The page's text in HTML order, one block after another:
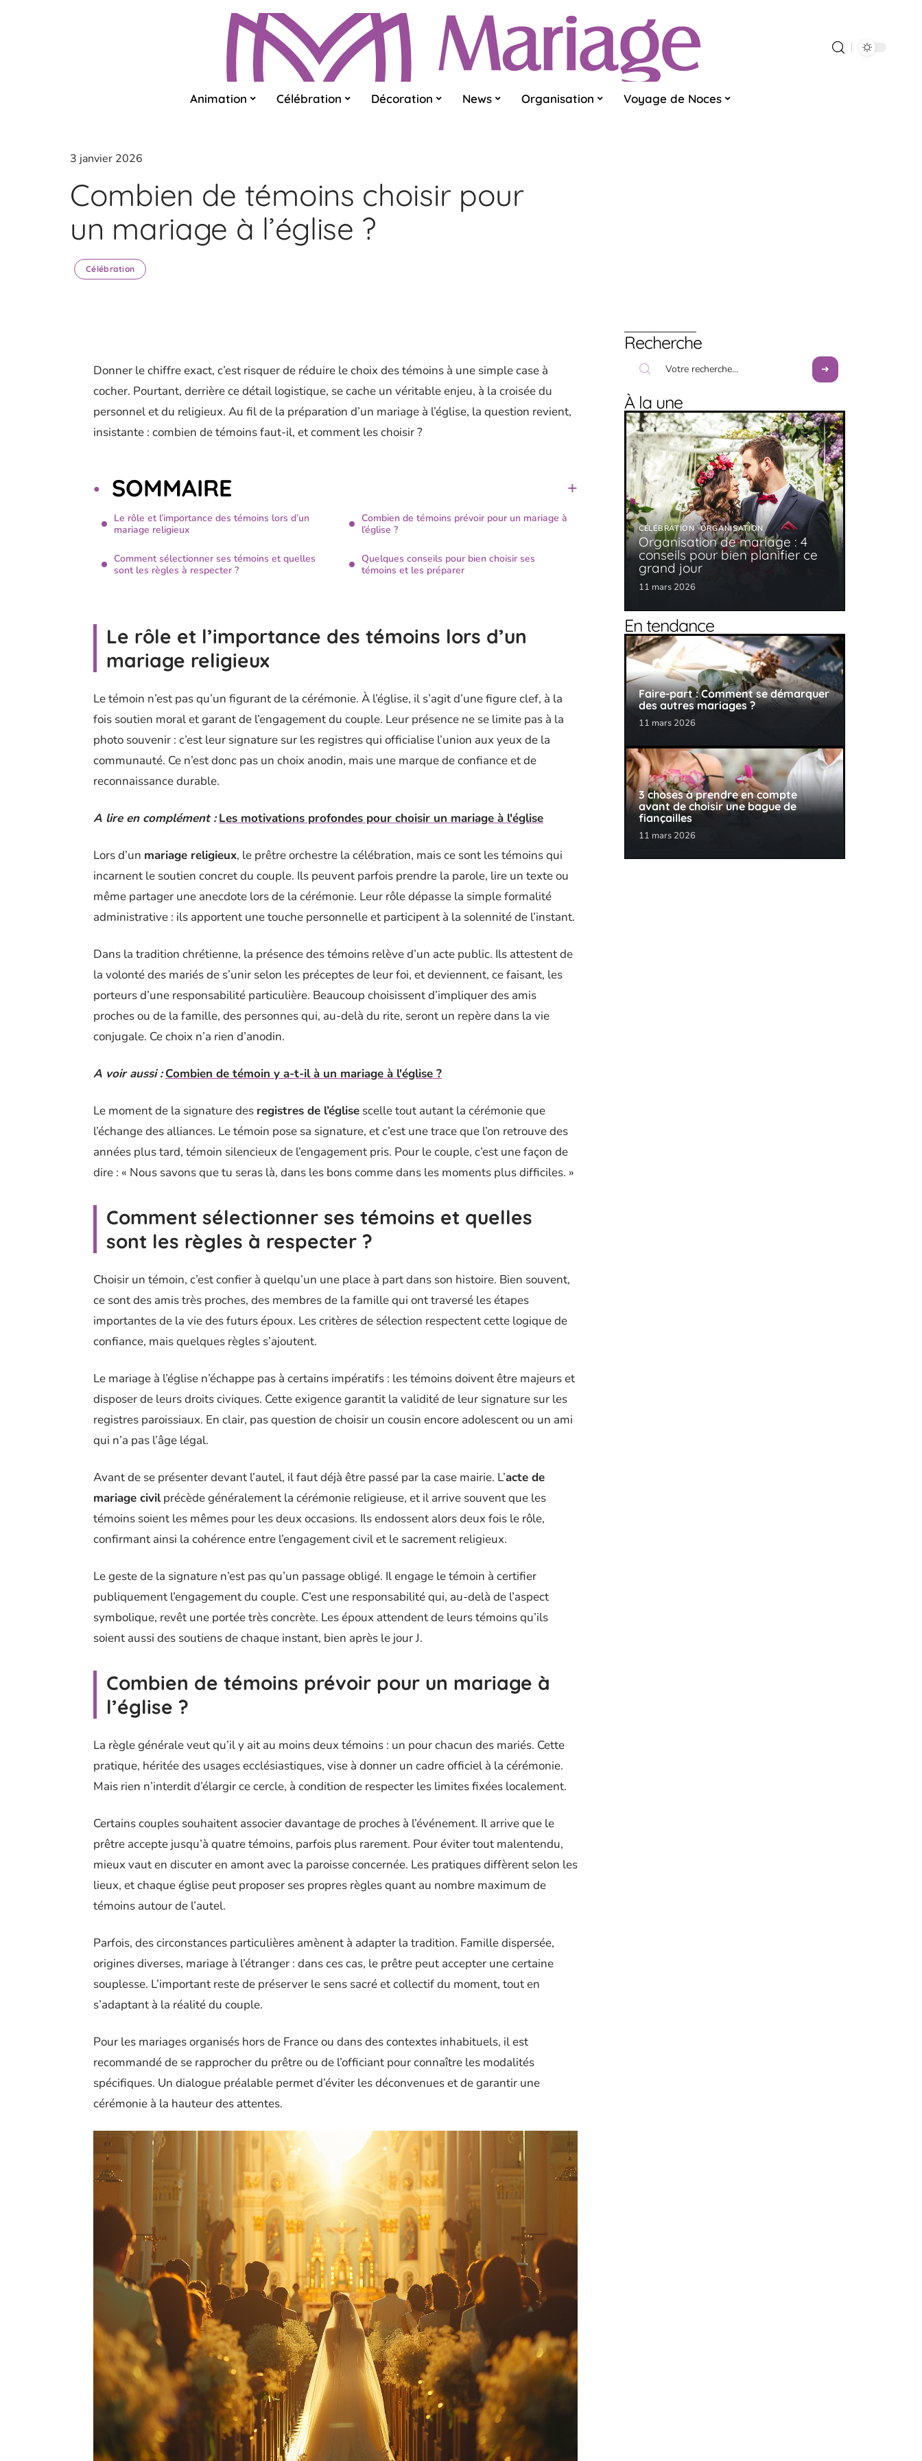
Animation Célébration Décoration News Organisation Voyage de Noces
3 janvier 2026
Combien de témoins choisir pour
un mariage à l’église ?
Célébration
Donner le chiffre exact, c’est risquer de réduire le choix des témoins à une simple case à
cocher. Pourtant, derrière ce détail logistique, se cache un véritable enjeu, à la croisée du
personnel et du religieux. Au fil de la préparation d’un mariage à l’église, la question revient,
insistante : combien de témoins faut-il, et comment les choisir ?
SOMMAIRE
Le rôle et l’importance des témoins lors d’un
mariage religieux
Comment sélectionner ses témoins et quelles
sont les règles à respecter ?
Combien de témoins prévoir pour un mariage à
l’église ?
Quelques conseils pour bien choisir ses
témoins et les préparer
Le rôle et l’importance des témoins lors d’un
mariage religieux
Le témoin n’est pas qu’un figurant de la cérémonie. À l’église, il s’agit d’une figure clef, à la
fois soutien moral et garant de l’engagement du couple. Leur présence ne se limite pas à la
photo souvenir : c’est leur signature sur les registres qui officialise l’union aux yeux de la
communauté. Ce n’est donc pas un choix anodin, mais une marque de confiance et de
reconnaissance durable.
A lire en complément : Les motivations profondes pour choisir un mariage à l'église
Lors d’un mariage religieux, le prêtre orchestre la célébration, mais ce sont les témoins qui
incarnent le soutien concret du couple. Ils peuvent parfois prendre la parole, lire un texte ou
même partager une anecdote lors de la cérémonie. Leur rôle dépasse la simple formalité
administrative : ils apportent une touche personnelle et participent à la solennité de l’instant.
Dans la tradition chrétienne, la présence des témoins relève d’un acte public. Ils attestent de
la volonté des mariés de s’unir selon les préceptes de leur foi, et deviennent, ce faisant, les
porteurs d’une responsabilité particulière. Beaucoup choisissent d’impliquer des amis
proches ou de la famille, des personnes qui, au-delà du rite, seront un repère dans la vie
conjugale. Ce choix n’a rien d’anodin.
A voir aussi : Combien de témoin y a-t-il à un mariage à l'église ?
Le moment de la signature des registres de l’église scelle tout autant la cérémonie que
l’échange des alliances. Le témoin pose sa signature, et c’est une trace que l’on retrouve des
années plus tard, témoin silencieux de l’engagement pris. Pour le couple, c’est une façon de
dire : « Nous savons que tu seras là, dans les bons comme dans les moments plus difficiles. »
Comment sélectionner ses témoins et quelles
sont les règles à respecter ?
Choisir un témoin, c’est confier à quelqu’un une place à part dans son histoire. Bien souvent,
ce sont des amis très proches, des membres de la famille qui ont traversé les étapes
importantes de la vie des futurs époux. Les critères de sélection respectent cette logique de
confiance, mais quelques règles s’ajoutent.
Le mariage à l’église n’échappe pas à certains impératifs : les témoins doivent être majeurs et
disposer de leurs droits civiques. Cette exigence garantit la validité de leur signature sur les
registres paroissiaux. En clair, pas question de choisir un cousin encore adolescent ou un ami
qui n’a pas l’âge légal.
Avant de se présenter devant l’autel, il faut déjà être passé par la case mairie. L’acte de
mariage civilprécède généralement la cérémonie religieuse, et il arrive souvent que les
témoins soient les mêmes pour les deux occasions. Ils endossent alors deux fois le rôle,
confirmant ainsi la cohérence entre l’engagement civil et le sacrement religieux.
Le geste de la signature n’est pas qu’un passage obligé. Il engage le témoin à certifier
publiquement l’engagement du couple. C’est une responsabilité qui, au-delà de l’aspect
symbolique, revêt une portée très concrète. Les époux attendent de leurs témoins qu’ils
soient aussi des soutiens de chaque instant, bien après le jour J.
Combien de témoins prévoir pour un mariage à
l’église ?
La règle générale veut qu’il y ait au moins deux témoins : un pour chacun des mariés. Cette
pratique, héritée des usages ecclésiastiques, vise à donner un cadre officiel à la cérémonie.
Mais rien n’interdit d’élargir ce cercle, à condition de respecter les limites fixées localement.
Certains couples souhaitent associer davantage de proches à l’événement. Il arrive que le
prêtre accepte jusqu’à quatre témoins, parfois plus rarement. Pour éviter tout malentendu,
mieux vaut en discuter en amont avec la paroisse concernée. Les pratiques diffèrent selon les
lieux, et chaque église peut proposer ses propres règles quant au nombre maximum de
témoins autour de l’autel.
Parfois, des circonstances particulières amènent à adapter la tradition. Famille dispersée,
origines diverses, mariage à l’étranger : dans ces cas, le prêtre peut accepter une certaine
souplesse. L’important reste de préserver le sens sacré et collectif du moment, tout en
s’adaptant à la réalité du couple.
Pour les mariages organisés hors de France ou dans des contextes inhabituels, il est
recommandé de se rapprocher du prêtre ou de l’officiant pour connaître les modalités
spécifiques. Un dialogue préalable permet d’éviter les déconvenues et de garantir une
cérémonie à la hauteur des attentes.
Recherche
À la une
CÉLÉBRATION ORGANISATION
Organisation de mariage : 4
conseils pour bien planifier ce
grand jour
11 mars 2026
En tendance
Faire-part : Comment se démarquer
des autres mariages ?
11 mars 2026
3 choses à prendre en compte
avant de choisir une bague de
fiançailles
11 mars 2026